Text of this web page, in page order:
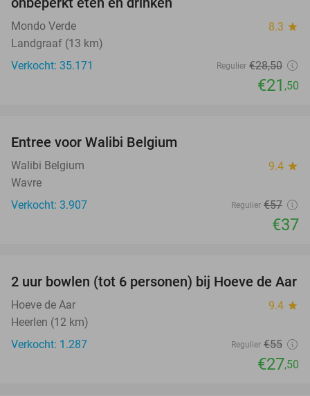
Mondo Verde 8.3 star
Landgraaf (13 km)
Verkocht: 35.171
Regulier €28,50
€21 ,50
Entree voor Walibi Belgium
Walibi Belgium 9.4 star
Wavre
Verkocht: 3.907
Regulier €57
€37
50%
2 uur bowlen (tot 6 personen) bij Hoeve de Aar
Hoeve de Aar 9.4 star
Heerlen (12 km)
Verkocht: 1.287
Regulier €55
€27,50